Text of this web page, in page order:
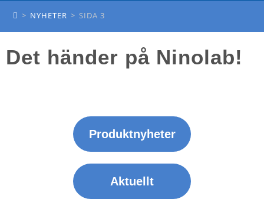
> NYHETER > SIDA 3
Det händer på Ninolab!
Produktnyheter
Aktuellt